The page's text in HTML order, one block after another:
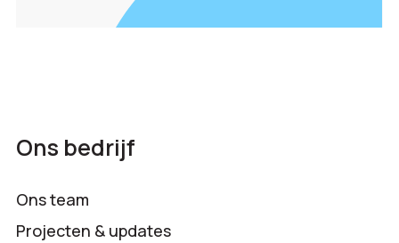
Ons bedrijf
Ons team
Projecten & updates